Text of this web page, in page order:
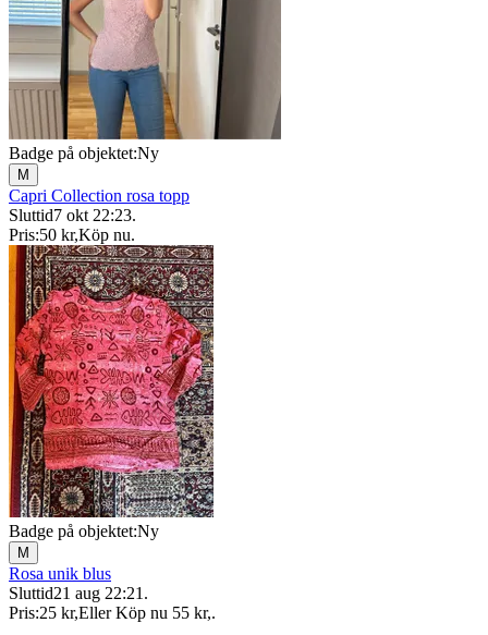
Badge på objektet:Ny
M
Capri Collection rosa topp
Sluttid7 okt 22:23.
Pris:50 kr,Köp nu.
Badge på objektet:Ny
M
Rosa unik blus
Sluttid21 aug 22:21 .
Pris:25 kr,Eller Köp nu 55 kr,.